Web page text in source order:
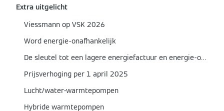
Extra uitgelicht
Viessmann op VSK 2026
Word energie-onafhankelijk
De sleutel tot een lagere energiefactuur en energie-onafhankelijkheid.
Prijsverhoging per 1 april 2025
Lucht/water-warmtepompen
Hybride warmtepompen